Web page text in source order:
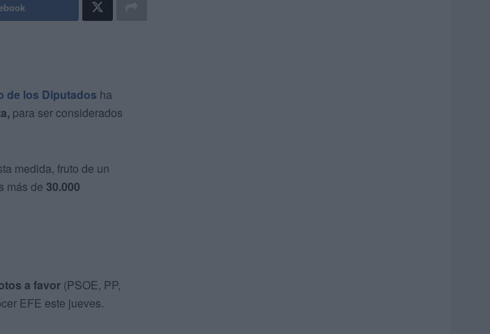
de los Diputados ha
para ser considerados
medida, fruto de un
más de 30.000
a favor (PSOE, PP,
EFE este jueves.